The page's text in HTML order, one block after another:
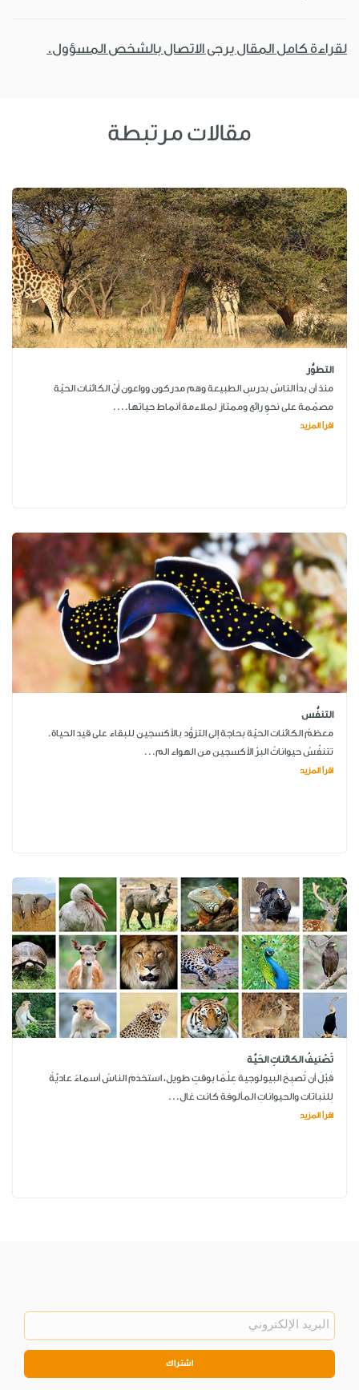
لقراءة كامل المقال يرجى الاتصال بالشخص المسؤول.
مقالات مرتبطة
التطوُّر
منذ أن بدأ الناسُ بدرسِ الطبيعة وهم مدركون وواعون أَنّ الكائنات الحيّة
مصمّمة على نحوٍ رائع وممتاز لملاءمة أنماط حياتها....
اقرأ المزيد
التنفُّس
معظمُ الكائنات الحيّة بحاجة إلى التزوُّد بالأكسجين للبقاء على قيدِ الحياة.
تتنفّسُ حيواناتُ البرّ الأكسجين من الهواء الم...
اقرأ المزيد
تَصْنيفُ الكائناتِ الحَيَّة
قَبْلَ أن تُصبِحَ البيولوجية عِلْمًا بوقتٍ طويل، استخدَمَ الناسُ أسماءً عاديَّةً
لِلنباتات والحيواناتِ المألوفة كانت غال...
اقرأ المزيد
اشتراك